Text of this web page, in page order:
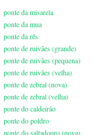
ponte da misarela
ponte da mua
ponte da rês
ponte de ruivães (grande)
ponte de ruivães (pequena)
ponte de ruivães (velha)
ponte de zebral (nova)
ponte de zebral (velha)
ponte do caldeirão
ponte do poldro
ponte do saltadouro (nova)